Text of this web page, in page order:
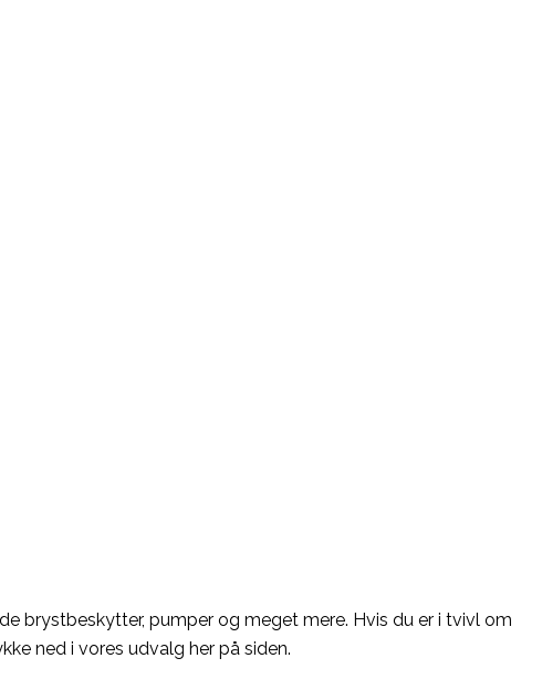
brystbeskytter, pumper og meget mere. Hvis du er i tvivl om
ned i vores udvalg her på siden.